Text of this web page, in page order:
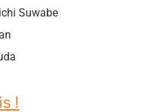
Suwabe
!